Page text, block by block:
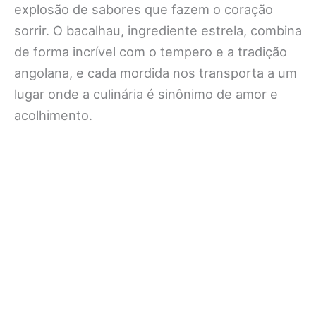
explosão de sabores que fazem o coração
sorrir. O bacalhau, ingrediente estrela, combina
de forma incrível com o tempero e a tradição
angolana, e cada mordida nos transporta a um
lugar onde a culinária é sinônimo de amor e
acolhimento.